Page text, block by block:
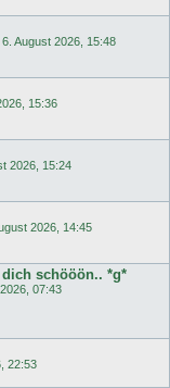
August 2026, 15:48
15:36
2026, 15:24
2026, 14:45
schööön.. *g*
07:43
22:53